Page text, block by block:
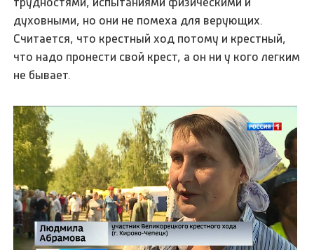
духовными, но они не помеха для верующих.
Считается, что крестный ход потому и крестный,
что надо пронести свой крест, а он ни у кого легким
не бывает.